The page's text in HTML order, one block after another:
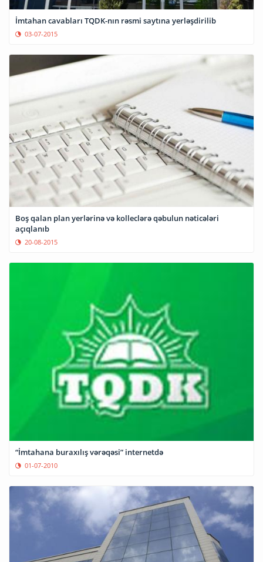
İmtahan cavabları TQDK-nın rəsmi saytına yerləşdirilib
03-07-2015
Boş qalan plan yerlərinə və kolleclərə qəbulun nəticələri
açıqlanıb
20-08-2015
“İmtahana buraxılış vərəqəsi” internetdə
01-07-2010